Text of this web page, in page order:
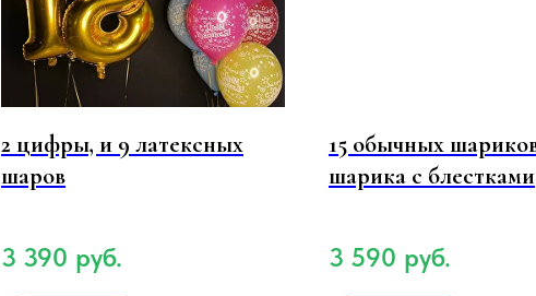
2 цифры, и 9 латексных
шаров
3 390 руб.
15 обычных
шарика с блестками
3 590 руб.